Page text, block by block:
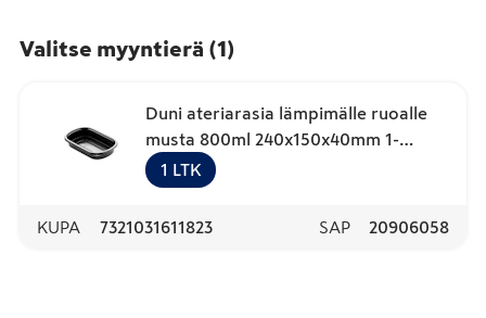
Valitse myyntierä (1)
Duni ateriarasia lämpimälle ruoalle
musta 800ml 240x150x40mm 1-
lokeroinen 250kpl PP
1 LTK
KUPA 7321031611823 SAP 20906058